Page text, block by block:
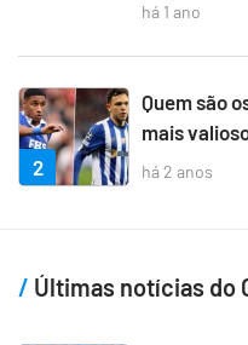
há 1 ano
2
Quem são
mais
há 2 anos
Últimas notícias do